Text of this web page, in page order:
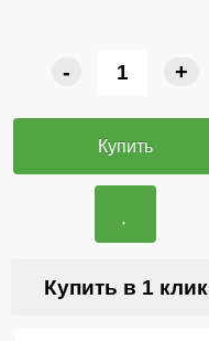
- +
Купить
Купить в 1 клик